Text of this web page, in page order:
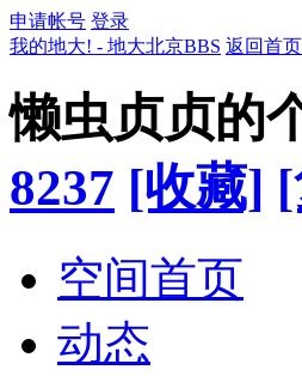
申请帐号 登录
我的地大! - 地大北京BBS 返回首页
懒虫贞贞的
8237 [收藏]
空间首页
动态